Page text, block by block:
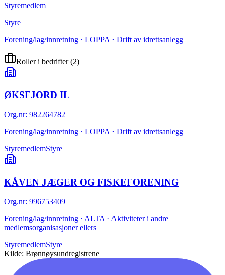
Styremedlem
Styre
Forening/lag/innretning · LOPPA · Drift av idrettsanlegg
Roller i bedrifter(2)
ØKSFJORD IL
Org.nr: 982264782
Forening/lag/innretning · LOPPA · Drift av idrettsanlegg
StyremedlemStyre
KÅVEN JÆGER OG FISKEFORENING
Org.nr: 996753409
Forening/lag/innretning · ALTA · Aktiviteter i andre
medlemsorganisasjoner ellers
StyremedlemStyre
Kilde: Brønnøysundregistrene